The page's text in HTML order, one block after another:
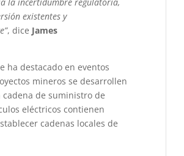
existentes y
, dice James
ha destacado en eventos
mineros se desarrollen
de suministro de
eléctricos contienen
cadenas locales de